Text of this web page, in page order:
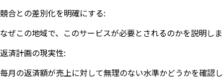
競合との差別化を明確にする:
なぜこの地域で、このサービスが必要とされるのかを説明し
返済計画の現実性:
毎月の返済額が売上に対して無理のない水準かどうかを確認